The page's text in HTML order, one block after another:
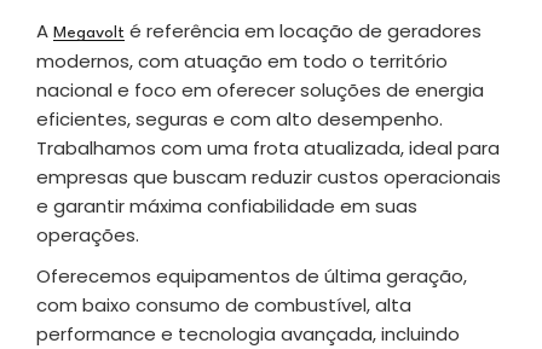
A Megavolt é referência em locação de geradores
modernos, com atuação em todo o território
nacional e foco em oferecer soluções de energia
eficientes, seguras e com alto desempenho.
Trabalhamos com uma frota atualizada, ideal para
empresas que buscam reduzir custos operacionais
e garantir máxima confiabilidade em suas
operações.
Oferecemos equipamentos de última geração,
com baixo consumo de combustível, alta
performance e tecnologia avançada, incluindo